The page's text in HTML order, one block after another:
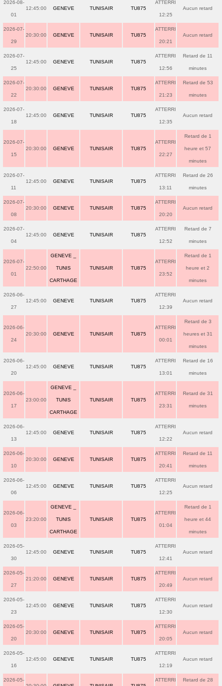
2026-08-
01
12:45:00 GENEVE TUNISAIR TU875
ATTERRI
12:25
Aucun retard
2026-07-
29
20:30:00 GENEVE TUNISAIR TU875
ATTERRI
20:21
Aucun retard
2026-07-
25
12:45:00 GENEVE TUNISAIR TU875
ATTERRI
12:56
Retard de 11
minutes
2026-07-
22
20:30:00 GENEVE TUNISAIR TU875
ATTERRI
21:23
Retard de 53
minutes
2026-07-
18
12:45:00 GENEVE TUNISAIR TU875
ATTERRI
12:35
Aucun retard
2026-07-
15
20:30:00 GENEVE TUNISAIR TU875
ATTERRI
22:27
Retard de 1
heure et 57
minutes
2026-07-
11
12:45:00 GENEVE TUNISAIR TU875
ATTERRI
13:11
Retard de 26
minutes
2026-07-
08
20:30:00 GENEVE TUNISAIR TU875
ATTERRI
20:20
Aucun retard
2026-07-
04
12:45:00 GENEVE TUNISAIR TU875
ATTERRI
12:52
Retard de 7
minutes
2026-07-
01
22:50:00
GENEVE _
TUNIS
CARTHAGE
TUNISAIR TU875
ATTERRI
23:52
Retard de 1
heure et 2
minutes
2026-06-
27
12:45:00 GENEVE TUNISAIR TU875
ATTERRI
12:39
Aucun retard
2026-06-
24
20:30:00 GENEVE TUNISAIR TU875
ATTERRI
00:01
Retard de 3
heures et 31
minutes
2026-06-
20
12:45:00 GENEVE TUNISAIR TU875
ATTERRI
13:01
Retard de 16
minutes
2026-06-
17
23:00:00
GENEVE _
TUNIS
CARTHAGE
TUNISAIR TU875
ATTERRI
23:31
Retard de 31
minutes
2026-06-
13
12:45:00 GENEVE TUNISAIR TU875
ATTERRI
12:22
Aucun retard
2026-06-
10
20:30:00 GENEVE TUNISAIR TU875
ATTERRI
20:41
Retard de 11
minutes
2026-06-
06
12:45:00 GENEVE TUNISAIR TU875
ATTERRI
12:25
Aucun retard
2026-06-
03
23:20:00
GENEVE _
TUNIS
CARTHAGE
TUNISAIR TU875
ATTERRI
01:04
Retard de 1
heure et 44
minutes
2026-05-
30
12:45:00 GENEVE TUNISAIR TU875
ATTERRI
12:41
Aucun retard
2026-05-
27
21:20:00 GENEVE TUNISAIR TU875
ATTERRI
20:49
Aucun retard
2026-05-
23
12:45:00 GENEVE TUNISAIR TU875
ATTERRI
12:30
Aucun retard
2026-05-
20
20:30:00 GENEVE TUNISAIR TU875
ATTERRI
20:05
Aucun retard
2026-05-
16
12:45:00 GENEVE TUNISAIR TU875
ATTERRI
12:19
Aucun retard
2026-05- ATTERRI Retard de 28